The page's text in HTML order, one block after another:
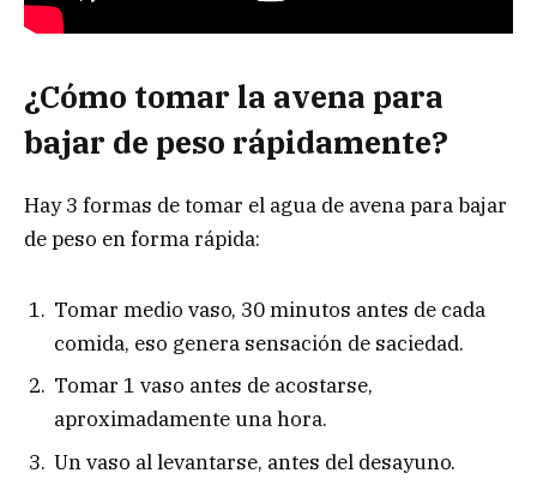
¿Cómo tomar la avena para
bajar de peso rápidamente?
Hay 3 formas de tomar el agua de avena para bajar
de peso en forma rápida:
Tomar medio vaso, 30 minutos antes de cada
comida, eso genera sensación de saciedad.
Tomar 1 vaso antes de acostarse,
aproximadamente una hora.
Un vaso al levantarse, antes del desayuno.